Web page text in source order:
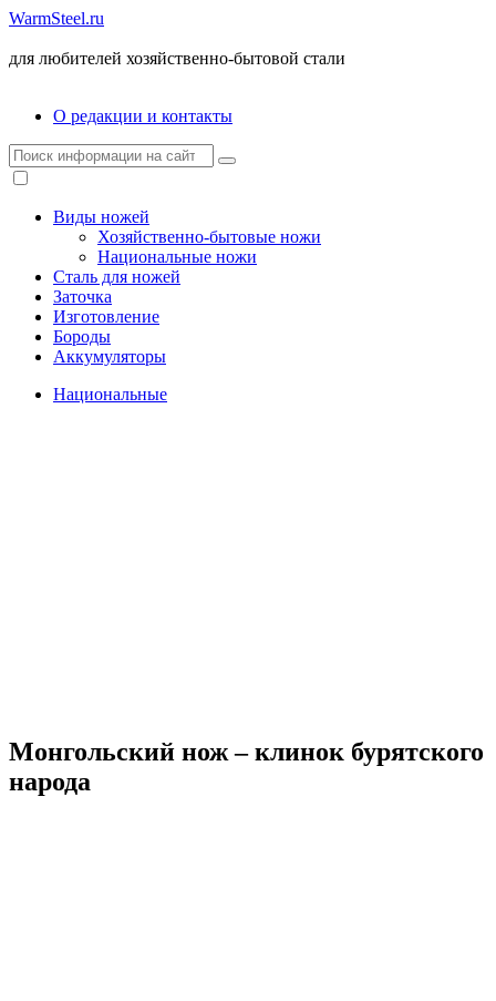
WarmSteel.ru
для любителей хозяйственно-бытовой стали
О редакции и контакты
Виды ножей
Хозяйственно-бытовые ножи
Национальные ножи
Сталь для ножей
Заточка
Изготовление
Бороды
Аккумуляторы
Национальные
Монгольский нож – клинок бурятского
народа